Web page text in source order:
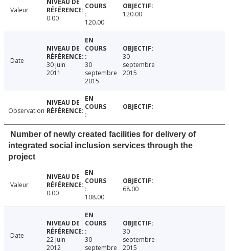
Valeur
0.00
120.00
120.00
Date
30 juin
2011
30
septembre
2015
30
septembre
2015
Observation
Number of newly created facilities for delivery of
integrated social inclusion services through the
project
Valeur
0.00
108.00
68.00
Date
22 juin
2012
30
septembre
30
septembre
2015